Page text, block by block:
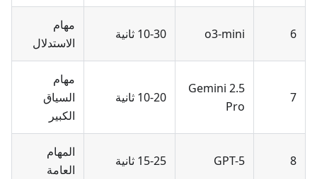
6
o3-mini 10-30 ثانية
مهام
الاستدلال
7
Gemini 2.5
Pro
10-20 ثانية
مهام
السياق
الكبير
8
GPT-5 15-25 ثانية
المهام
العامة